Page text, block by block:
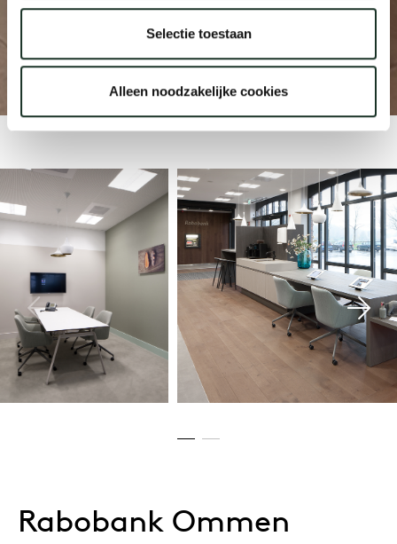
Selectie toestaan
Alleen noodzakelijke cookies
Rabobank
Rabobank Ommen